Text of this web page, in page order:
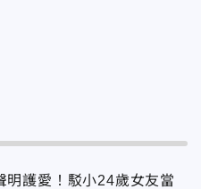
明護愛！駁小24歲女友當